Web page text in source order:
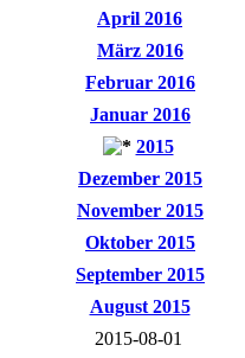
April 2016
März 2016
Februar 2016
Januar 2016
2015
Dezember 2015
November 2015
Oktober 2015
September 2015
August 2015
2015-08-01